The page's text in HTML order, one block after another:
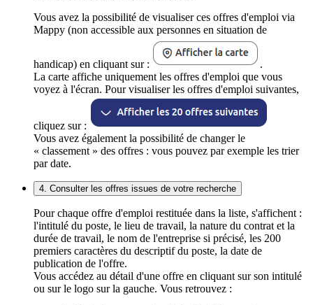
Vous avez la possibilité de visualiser ces offres d'emploi via
Mappy (non accessible aux personnes en situation de
handicap) en cliquant sur :
.
La carte affiche uniquement les offres d'emploi que vous
voyez à l'écran. Pour visualiser les offres d'emploi suivantes,
cliquez sur :
Vous avez également la possibilité de changer le
« classement » des offres : vous pouvez par exemple les trier
par date.
4. Consulter les offres issues de votre recherche
Pour chaque offre d'emploi restituée dans la liste, s'affichent :
l'intitulé du poste, le lieu de travail, la nature du contrat et la
durée de travail, le nom de l'entreprise si précisé, les 200
premiers caractères du descriptif du poste, la date de
publication de l'offre.
Vous accédez au détail d'une offre en cliquant sur son intitulé
ou sur le logo sur la gauche. Vous retrouvez :